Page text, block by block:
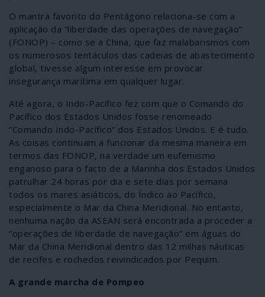
O mantra favorito do Pentágono relaciona-se com a
aplicação da “liberdade das operações de navegação”
(FONOP) – como se a China, que faz malabarismos com
os numerosos tentáculos das cadeias de abastecimento
global, tivesse algum interesse em provocar
insegurança marítima em qualquer lugar.
Até agora, o Indo-Pacífico fez com que o Comando do
Pacífico dos Estados Unidos fosse renomeado
“Comando Indo-Pacífico” dos Estados Unidos. E é tudo.
As coisas continuam a funcionar da mesma maneira em
termos das FONOP, na verdade um eufemismo
enganoso para o facto de a Marinha dos Estados Unidos
patrulhar 24 horas por dia e sete dias por semana
todos os mares asiáticos, do Índico ao Pacífico,
especialmente o Mar da China Meridional. No entanto,
nenhuma nação da ASEAN será encontrada a proceder a
“operações de liberdade de navegação” em águas do
Mar da China Meridional dentro das 12 milhas náuticas
de recifes e rochedos reivindicados por Pequim.
A grande marcha de Pompeo